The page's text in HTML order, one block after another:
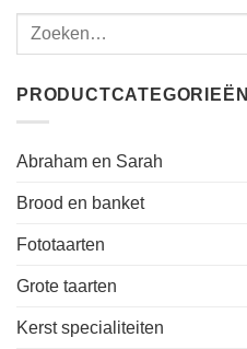
PRODUCTCATEGORIEËN
Abraham en Sarah
Brood en banket
Fototaarten
Grote taarten
Kerst specialiteiten